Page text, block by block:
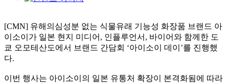
[CMN] 유해의심성분 없는 식물유래 기능성 화장품 브랜드 아
이소이가 일본 현지 미디어, 인플루언서, 바이어와 함께한 도
쿄 오모테산도에서 브랜드 간담회 ‘아이소이 데이’를 진행했
다.
이번 행사는 아이소이의 일본 유통처 확장이 본격화됨에 따라